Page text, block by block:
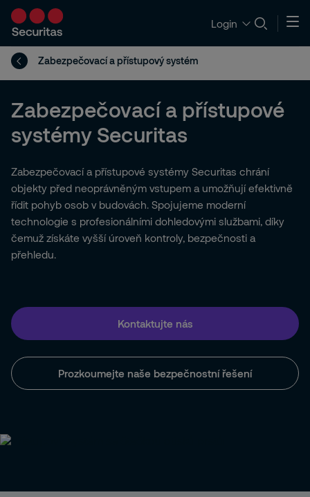
Login
Zabezpečovací a přístupový systém
Zabezpečovací a přístupové
systémy Securitas
Zabezpečovací a přístupové systémy Securitas chrání
objekty před neoprávněným vstupem a umožňují efektivně
řídit pohyb osob v budovách. Spojujeme moderní
technologie s profesionálními dohledovými službami, díky
čemuž získáte vyšší úroveň kontroly, bezpečnosti a
přehledu.
Kontaktujte nás
Prozkoumejte naše bezpečnostní řešení